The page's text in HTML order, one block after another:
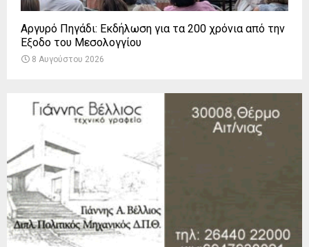
Αργυρό Πηγάδι: Εκδήλωση για τα 200 χρόνια από την
Έξοδο του Μεσολογγίου
8 Αυγούστου 2026